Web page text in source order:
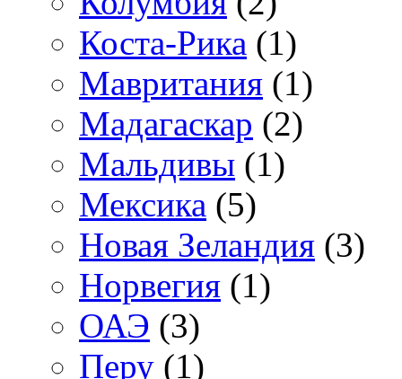
Коста-Рика (1)
Мавритания (1)
Мадагаскар (2)
Мальдивы (1)
Мексика (5)
Новая Зеландия (3)
Норвегия (1)
ОАЭ (3)
Перу (1)